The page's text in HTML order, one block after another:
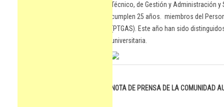
Técnico, de Gestión y Administración
cumplen 25 años. miembros del
(PTGAS). Este año han sido
universitaria.
NOTA DE PRENSA DE LA COMUNIDAD